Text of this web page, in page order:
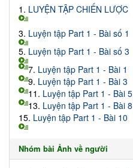
1. LUYỆN TẬP CHIẾN LƯỢC
3. Luyện tập Part 1 - Bài số 1
5. Luyện tập Part 1 - Bài số 3
7. Luyện tập Part 1 - Bài 1
9. Luyện tập Part 1 - Bài 3
11. Luyện tập Part 1 - Bài 5
13. Luyện tập Part 1 - Bài 8
15. Luyện tập Part 1 - Bài 10
Nhóm bài Ảnh về người